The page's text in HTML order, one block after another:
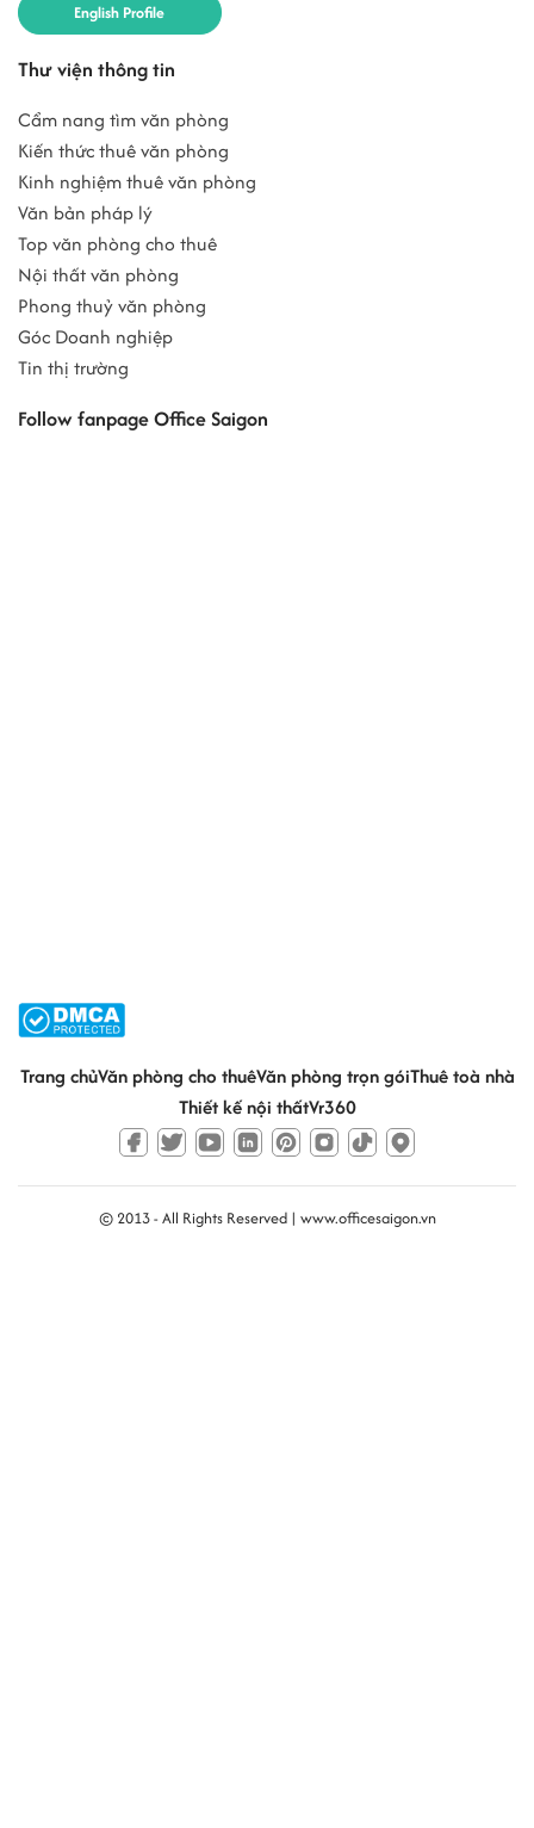
English Profile
Thư viện thông tin
Cẩm nang tìm văn phòng
Kiến thức thuê văn phòng
Kinh nghiệm thuê văn phòng
Văn bản pháp lý
Top văn phòng cho thuê
Nội thất văn phòng
Phong thuỷ văn phòng
Góc Doanh nghiệp
Tin thị trường
Follow fanpage Office Saigon
Trang chủVăn phòng cho thuêVăn phòng trọn góiThuê toà nhà
Thiết kế nội thấtVr360
© 2013 - All Rights Reserved | www.officesaigon.vn